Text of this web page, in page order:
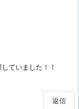
ていました！！
返信